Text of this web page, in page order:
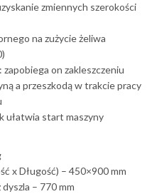
zmiennych szerokości
na zużycie żeliwa
on zakleszczeniu
a przeszkodą w trakcie pracy
ułatwia start maszyny
x Długość) – 450×900 mm
– 770 mm